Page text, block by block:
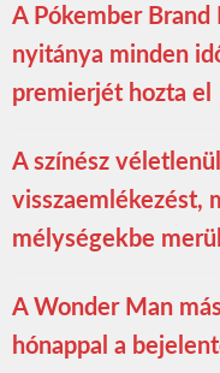
A Pókember
nyitánya minden
premierjét hozta el
A színész
visszaemlékezést,
mélységekbe
A Wonder Man
hónappal a